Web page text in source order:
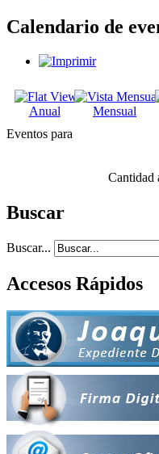
Calendario de
Anual Mensual
Eventos para
Cantidad
Buscar
Buscar...
Accesos Rápidos